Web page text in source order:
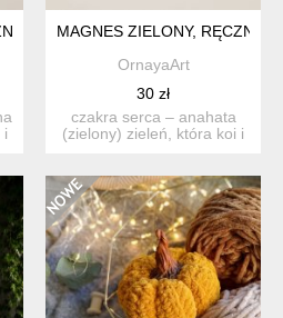
MALOWANY, TRZECIE OKO -
i
MAGNES ZIELONY, RĘCZNIE
OrnayaArt
30 zł
czakra serca – anahata
(zielony) zieleń, która koi i